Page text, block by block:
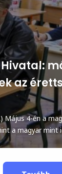
az
Május 4-én a
a magyar mint